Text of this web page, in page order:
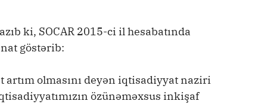
ki, SOCAR 2015-ci il hesabatında
göstərib:
olmasını deyən iqtisadiyyat naziri
özünəməxsus inkişaf